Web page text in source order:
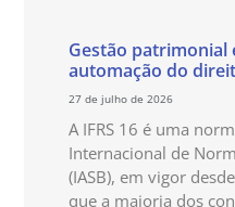
Gestão patrimonial
automação do
27 de julho de 2026
A IFRS 16 é uma
Internacional de
(IASB), em vigor
que a maioria dos